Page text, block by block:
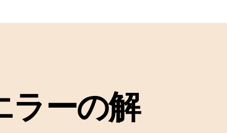
ラーの解